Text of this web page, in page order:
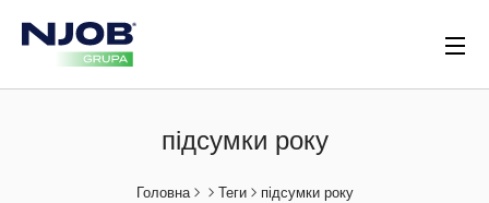
підсумки року
Головна Теги підсумки року